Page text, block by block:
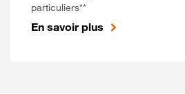
particuliers**
En savoir plus